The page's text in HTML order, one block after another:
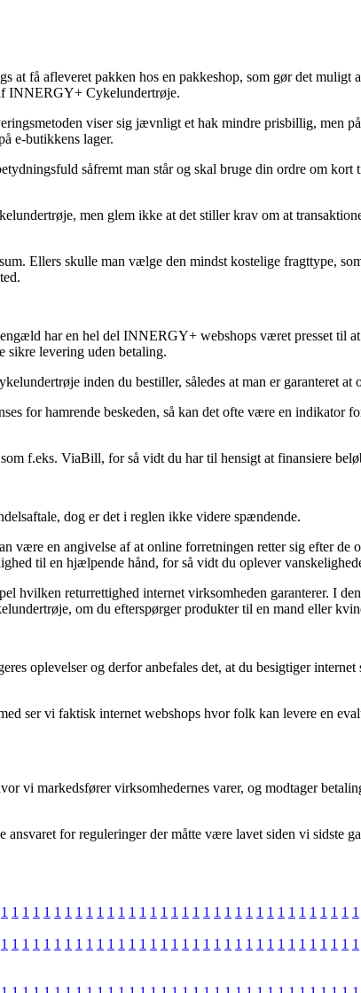
få afleveret pakken hos en pakkeshop, som gør det muligt
INNERGY+ Cykelundertrøje.
viser sig jævnligt et hak mindre prisbillig, men
e-butikkens lager.
såfremt man står og skal bruge din ordre om kort
men glem ikke at det stiller krav om at
Ellers skulle man vælge den mindst kostelige fragttype,
har en hel del INNERGY+ webshops været presset til
sikre levering uden betaling.
inden du bestiller, således at man er garanteret at
for hamrende beskeden, så kan det ofte være en indikator
f.eks. ViaBill, for så vidt du har til hensigt at finansiere
dog er det i reglen ikke videre spændende.
en angivelse af at online forretningen retter sig efter de
til en hjælpende hånd, for så vidt du oplever
hvilken returrettighed internet virksomheden garanterer. I
om du efterspørger produkter til en mand eller
oplevelser og derfor anbefales det, at du besigtiger
ser vi faktisk internet webshops hvor folk kan levere en
vi markedsfører virksomhedernes varer, og modtager
for reguleringer der måtte være lavet siden vi sidste
1 1 1 1 1 1 1 1 1 1 1 1 1 1 1 1 1 1 1 1 1 1 1 1 1 1 1 1 1 1 1 1 1 1
1 1 1 1 1 1 1 1 1 1 1 1 1 1 1 1 1 1 1 1 1 1 1 1 1 1 1 1 1 1 1 1 1 1